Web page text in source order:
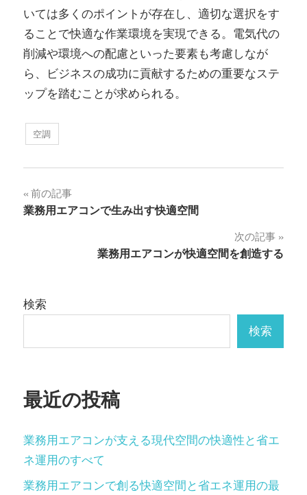
いては多くのポイントが存在し、適切な選択をす
ることで快適な作業環境を実現できる。電気代の
削減や環境への配慮といった要素も考慮しなが
ら、ビジネスの成功に貢献するための重要なステ
ップを踏むことが求められる。
空調
投
稿
ゲ
シ
ョ
ン
前の記事
業務用エアコンで生み出す快適空間
次の記事
業務用エアコンが快適空間を創造する
検索
検索
最近の投稿
業務用エアコンが支える現代空間の快適性と省エ
ネ運用のすべて
業務用エアコンで創る快適空間と省エネ運用の最